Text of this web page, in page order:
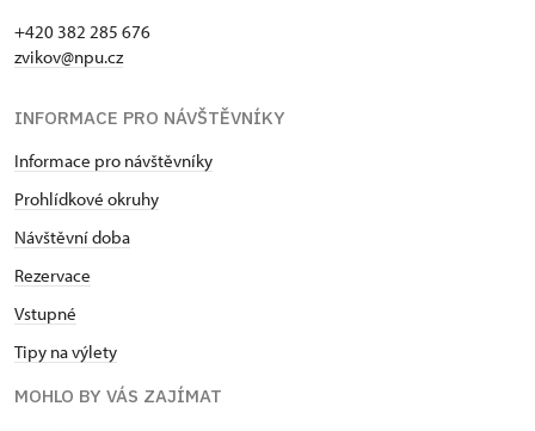
+420 382 285 676
zvikov@npu.cz
INFORMACE PRO NÁVŠTĚVNÍKY
Informace pro návštěvníky
Prohlídkové okruhy
Návštěvní doba
Rezervace
Vstupné
Tipy na výlety
MOHLO BY VÁS ZAJÍMAT